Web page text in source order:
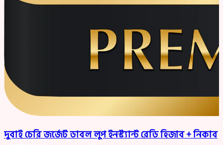
দুবাই চেরি জর্জেট ডাবল লুপ ইনস্ট্যান্ট রেডি হিজাব + নিকাব